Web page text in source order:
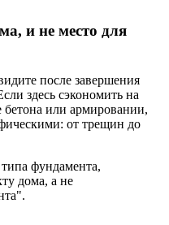
и не место для
после завершения
здесь сэкономить на
бетона или армировании,
от трещин до
фундамента,
дома, а не